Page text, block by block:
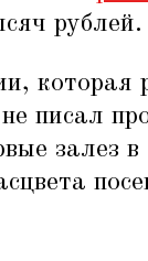
рублей.
которая
писал
залез